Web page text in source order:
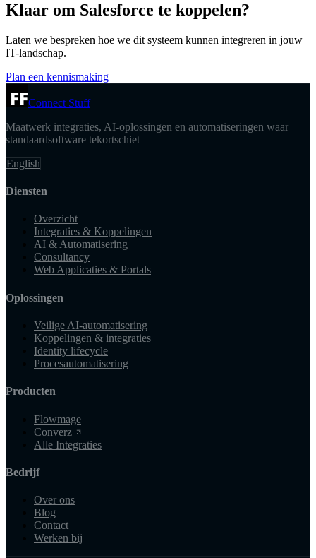
Klaar om Salesforce te koppelen?
Laten we bespreken hoe we dit systeem kunnen integreren in jouw
IT-landschap.
Plan een kennismaking
Connect Stuff
Maatwerk integraties, AI-oplossingen en automatiseringen waar
standaardsoftware tekortschiet
English
Diensten
Overzicht
Integraties & Koppelingen
AI & Automatisering
Consultancy
Web Applicaties & Portals
Oplossingen
Veilige AI-automatisering
Koppelingen & integraties
Identity lifecycle
Procesautomatisering
Producten
Flowmage
Converz
Alle Integraties
Bedrijf
Over ons
Blog
Contact
Werken bij